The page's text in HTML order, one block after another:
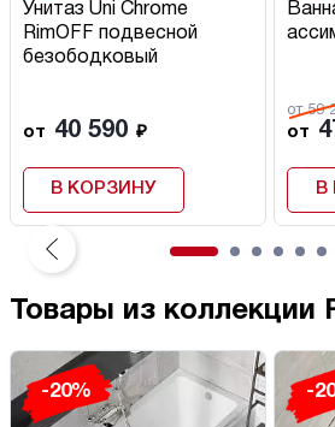
Унитаз Uni Chrome
RimOFF подвесной
безободковый
от 40 590 ₽
В КОРЗИНУ
от 59
от
В
Товары из коллекции
-20% -